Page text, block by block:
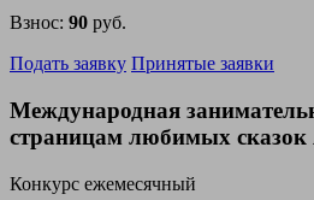
Взнос: 90 руб.
Подать заявку Принятые заявки
Международная
страницам любимых
Конкурс ежемесячный